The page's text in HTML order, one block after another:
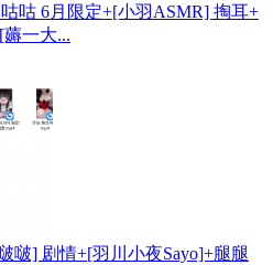
咕 6月限定+[小羽ASMR] 掏耳+
一大...
啵] 剧情+[羽川小夜Sayo]+腿腿